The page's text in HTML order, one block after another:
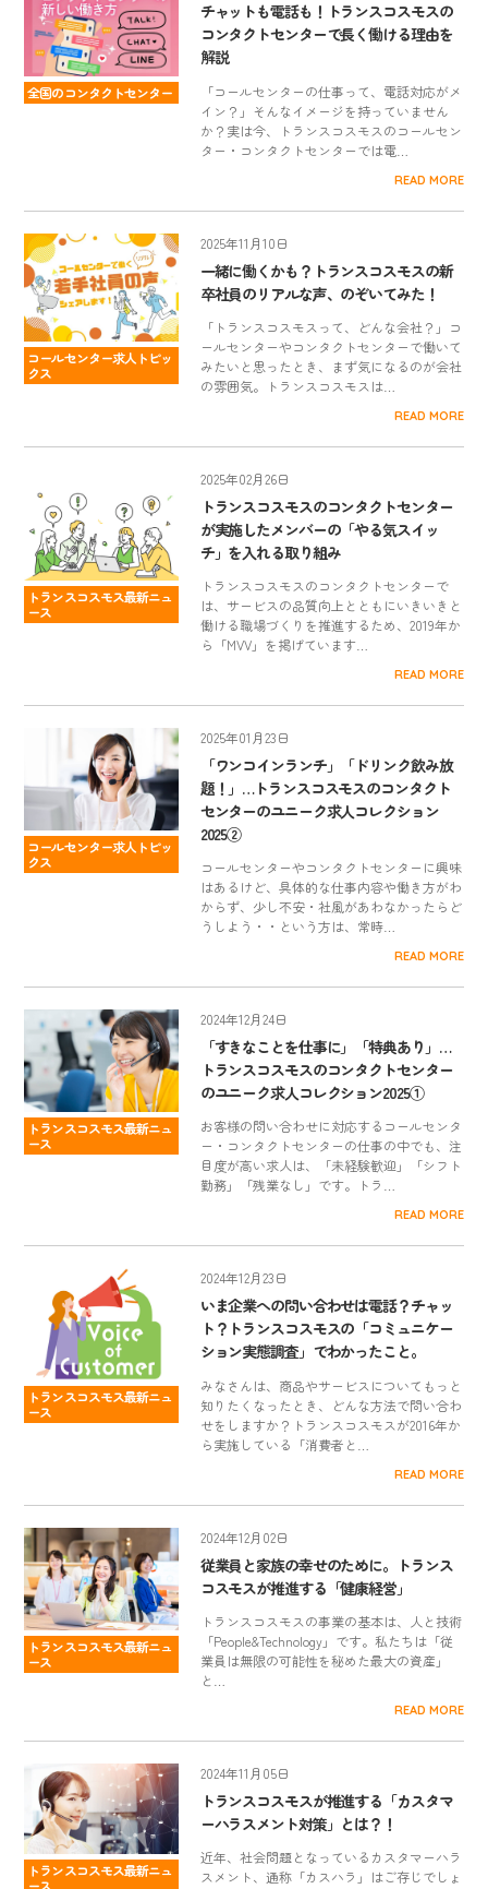
全国のコンタクトセンター
チャットも電話も！トランスコスモスの
コンタクトセンターで長く働ける理由を
解説
「コールセンターの仕事って、電話対応がメ
イン？」そんなイメージを持っていません
か？実は今、トランスコスモスのコールセン
ター・コンタクトセンターでは電…
READ MORE
コールセンター求人トピッ
クス
2025年11月10日
一緒に働くかも？トランスコスモスの新
卒社員のリアルな声、のぞいてみた！
「トランスコスモスって、どんな会社？」コ
ールセンターやコンタクトセンターで働いて
みたいと思ったとき、まず気になるのが会社
の雰囲気。トランスコスモスは…
READ MORE
トランスコスモス最新ニュ
ース
2025年02月26日
トランスコスモスのコンタクトセンター
が実施したメンバーの「やる気スイッ
チ」を入れる取り組み
トランスコスモスのコンタクトセンターで
は、サービスの品質向上とともにいきいきと
働ける職場づくりを推進するため、2019年か
ら「MVV」を掲げています…
READ MORE
コールセンター求人トピッ
クス
2025年01月23日
「ワンコインランチ」「ドリンク飲み放
題！」…トランスコスモスのコンタクト
センターのユニーク求人コレクション
2025②
コールセンターやコンタクトセンターに興味
はあるけど、具体的な仕事内容や働き方がわ
からず、少し不安・社風があわなかったらど
うしよう・・という方は、常時…
READ MORE
トランスコスモス最新ニュ
ース
2024年12月24日
「すきなことを仕事に」「特典あり」…
トランスコスモスのコンタクトセンター
のユニーク求人コレクション2025①
お客様の問い合わせに対応するコールセンタ
ー・コンタクトセンターの仕事の中でも、注
目度が高い求人は、「未経験歓迎」「シフト
勤務」「残業なし」です。トラ…
READ MORE
トランスコスモス最新ニュ
ース
2024年12月23日
いま企業への問い合わせは電話？チャッ
ト？トランスコスモスの「コミュニケー
ション実態調査」でわかったこと。
みなさんは、商品やサービスについてもっと
知りたくなったとき、どんな方法で問い合わ
せをしますか？トランスコスモスが2016年か
ら実施している「消費者と…
READ MORE
トランスコスモス最新ニュ
ース
2024年12月02日
従業員と家族の幸せのために。トランス
コスモスが推進する「健康経営」
トランスコスモスの事業の基本は、人と技術
「People&Technology」です。私たちは「従
業員は無限の可能性を秘めた最大の資産」
と…
READ MORE
トランスコスモス最新ニュ
2024年11月05日
トランスコスモスが推進する「カスタマ
ーハラスメント対策」とは？！
近年、社会問題となっているカスタマーハラ
スメント、通称「カスハラ」はご存じでしょ